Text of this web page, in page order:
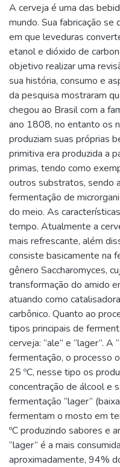
A cerveja é uma das
mundo. Sua fabricação
em que leveduras
etanol e dióxido de
objetivo realizar uma
sua história, consumo e
da pesquisa mostraram
chegou ao Brasil com a
ano 1808, no entanto os
produziam suas próprias
primitiva era produzida a
primas, tendo como
outros substratos, sendo
fermentação de
do meio. As
tempo. Atualmente a
mais refrescante, além
consiste basicamente na
gênero Saccharomyces,
transformação do amido
atuando como
carbônico. Quanto ao
tipos principais de
cerveja: ‘‘ale’’ e ‘‘lager’’.
fermentação, o processo
25 ºC, nesse tipo os
concentração de álcool e
fermentação ‘‘lager’’
fermentam o mosto em
ºC produzindo sabores e
‘‘lager’’ é a mais
aproximadamente, 94%